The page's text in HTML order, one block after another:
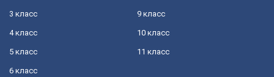
3 класс
4 класс
5 класс
6 класс
9 класс
10 класс
11 класс